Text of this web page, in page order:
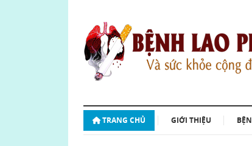
TRANG CHỦ GIỚI THIỆU